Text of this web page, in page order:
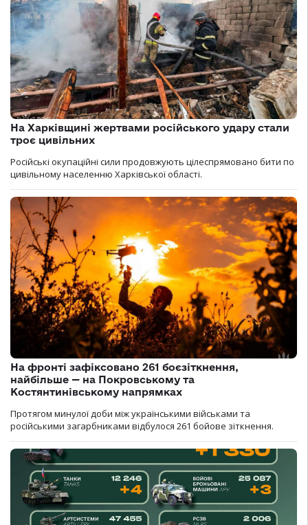
На Харківщині жертвами російського удару стали
троє цивільних
Російські окупаційні сили продовжують цілеспрямовано бити по
цивільному населенню Харківської області.
На фронті зафіксовано 261 боєзіткнення,
найбільше — на Покровському та
Костянтинівському напрямках
Протягом минулої доби між українськими військами та
російськими загарбниками відбулося 261 бойове зіткнення.